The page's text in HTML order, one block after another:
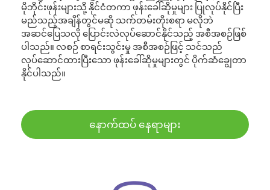
မိုဘိုင်းဖုန်းများသို့ နိုင်ငံတကာ ဖုန်းခေါ်ဆိုမှုများ ပြုလုပ်နိုင်ပြီး
မည်သည့်အချိန်တွင်မဆို သက်တမ်းတိုးစရာ မလိုဘဲ
အဆင်ပြေသလို ပြောင်းလဲလုပ်ဆောင်နိုင်သည့် အစီအစဉ်ဖြစ်
ပါသည်။ လစဉ် စာရင်းသွင်းမှု အစီအစဉ်ဖြင့် သင်သည်
လုပ်ဆောင်ထားပြီးသော ဖုန်းခေါ်ဆိုမှုများတွင် ပိုက်ဆံချွေတာ
နိုင်ပါသည်။
နောက်ထပ် နေရာများ